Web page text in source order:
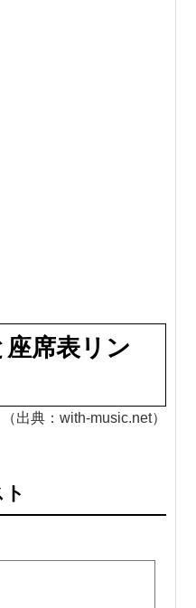
席表リン
（出典：with-music.net）